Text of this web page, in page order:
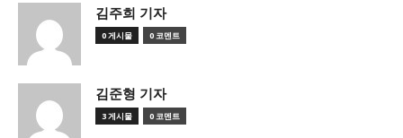
김주희 기자
0 게시물 0 코멘트
김준형 기자
3 게시물 0 코멘트